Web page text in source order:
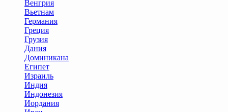
Венгрия
Вьетнам
Германия
Греция
Грузия
Дания
Доминикана
Египет
Израиль
Индия
Индонезия
Иордания